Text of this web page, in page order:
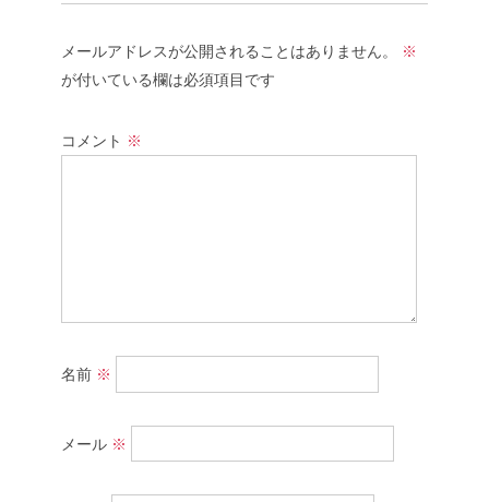
メールアドレスが公開されることはありません。
※
が付いている欄は必須項目です
コメント ※
名前 ※
メール ※